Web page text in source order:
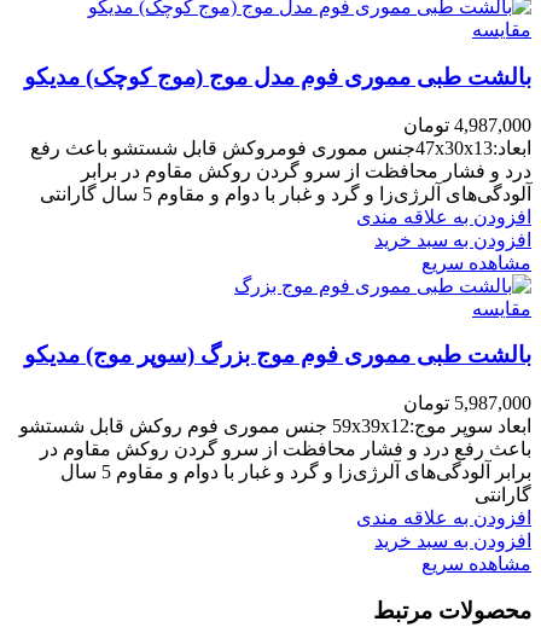
مقایسه
بالشت طبی مموری فوم مدل موج (موج کوچک) مدیکو
4,987,000 تومان
ابعاد:47x30x13جنس مموری فومروکش قابل شستشو باعث رفع
درد و فشار محافظت از سرو گردن روکش مقاوم در برابر
آلودگی‌های آلرژی‌زا و گرد و غبار با دوام و مقاوم 5 سال گارانتی
افزودن به علاقه مندی
افزودن به سبد خرید
مشاهده سریع
مقایسه
بالشت طبی مموری فوم موج بزرگ (سوپر موج) مدیکو
5,987,000 تومان
ابعاد سوپر موج:59x39x12 جنس مموری فوم روکش قابل شستشو
باعث رفع درد و فشار محافظت از سرو گردن روکش مقاوم در
برابر آلودگی‌های آلرژی‌زا و گرد و غبار با دوام و مقاوم 5 سال
گارانتی
افزودن به علاقه مندی
افزودن به سبد خرید
مشاهده سریع
محصولات مرتبط